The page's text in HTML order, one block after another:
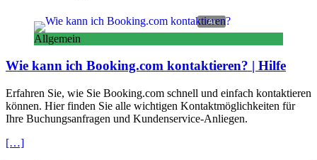
Allgemein
Wie kann ich Booking.com kontaktieren? | Hilfe
Erfahren Sie, wie Sie Booking.com schnell und einfach kontaktieren
können. Hier finden Sie alle wichtigen Kontaktmöglichkeiten für
Ihre Buchungsanfragen und Kundenservice-Anliegen.
[…]